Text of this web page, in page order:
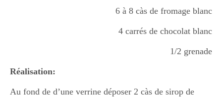
6 à 8 càs de fromage blanc
4 carrés de chocolat blanc
1/2 grenade
Réalisation:
Au fond de d’une verrine déposer 2 càs de sirop de